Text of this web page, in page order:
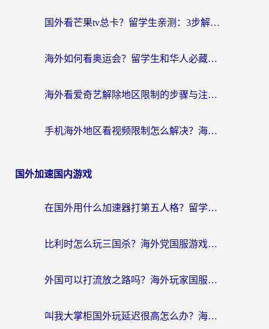
国外看芒果tv总卡？留学生亲测：3步解决地域限制+流畅追剧攻略
海外如何看奥运会？留学生和华人必藏的体育赛事观看终极指南
海外看爱奇艺解除地区限制的步骤与注意事项详解：留学生必看的无卡顿追剧指南
手机海外地区看视频限制怎么解决？海外党追剧看片的实用指南
国外加速国内游戏
在国外用什么加速器打第五人格？留学生亲测：这6个功能才是关键！
比利时怎么玩三国杀？海外党国服游戏加速器终极指南（附问道CODOL优化方案）
外国可以打流放之路吗？海外玩家国服游戏畅玩终极指南（附实测推荐）
叫我大掌柜国外玩延迟很高怎么办？海外党亲测的国服游戏加速全攻略